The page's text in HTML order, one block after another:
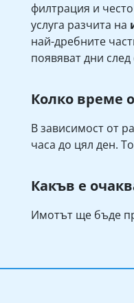
филтрация и
услуга разчита на
най-дребните
появяват дни
Колко време
В зависимост от
часа до цял ден.
Какъв е
Имотът ще бъде